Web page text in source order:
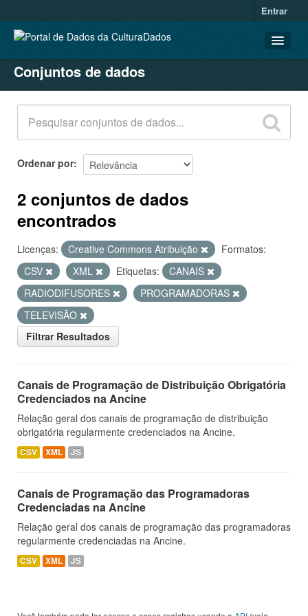
Entrar
CONJUNTOS DE DADOS
ORGANIZAÇÕES
GRUPOS
SOBRE
Conjuntos de dados
Ordenar por
2 conjuntos de dados
encontrados
Licenças: Creative Commons Atribuição
Formatos:
CSV
XML Etiquetas:
CANAIS
RADIODIFUSORES
PROGRAMADORAS
TELEVISÃO
Filtrar Resultados
Canais de Programação de Distribuição Obrigatória
Credenciados na Ancine
Relação geral dos canais de programação de distribuição
obrigatória regularmente credenciados na Ancine.
CSV XML JS
Canais de Programação das Programadoras
Credenciadas na Ancine
Relação geral dos canais de programação das programadoras
regularmente credenciadas na Ancine.
CSV XML JS